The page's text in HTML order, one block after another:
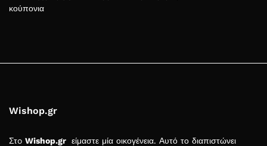
κούπονια
Wishop.gr
Στo Wishop.gr είμαστε μία οικογένεια. Αυτό το διαπιστώνει